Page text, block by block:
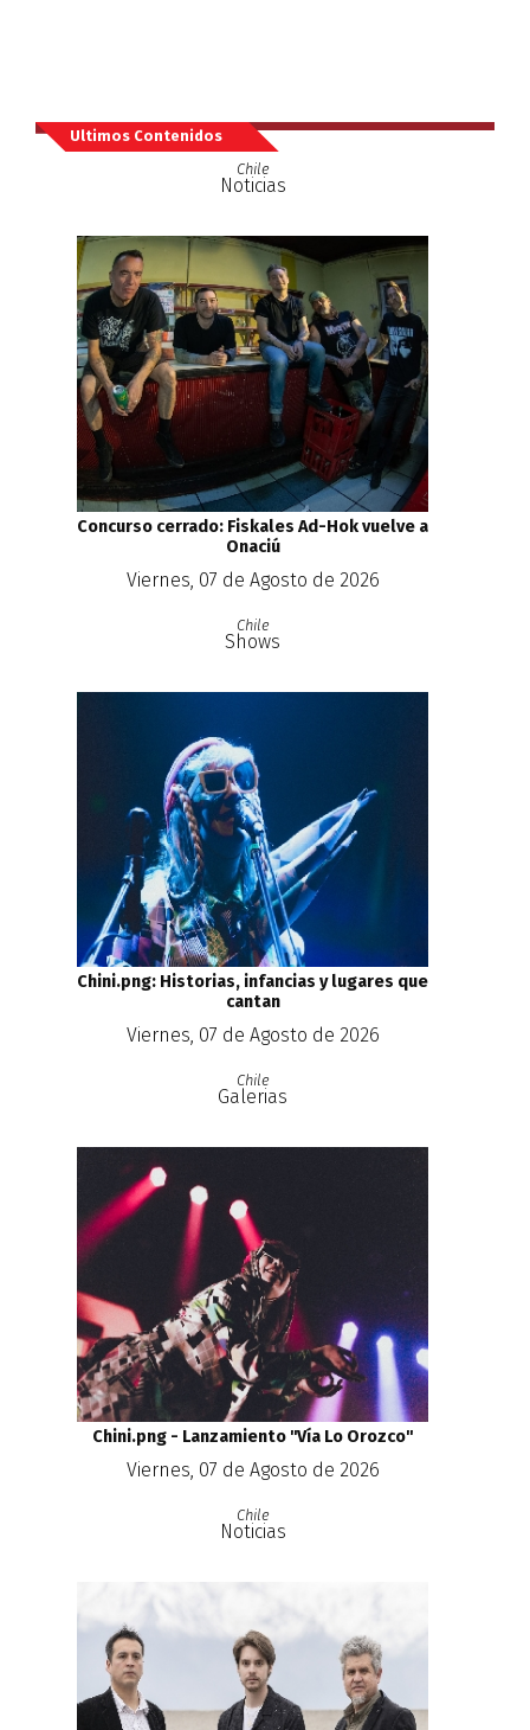
Ultimos Contenidos
Chile
Noticias
Concurso cerrado: Fiskales Ad-Hok vuelve a
Onaciú
Viernes, 07 de Agosto de 2026
Chile
Shows
Chini.png: Historias, infancias y lugares que
cantan
Viernes, 07 de Agosto de 2026
Chile
Galerias
Chini.png - Lanzamiento ''Vía Lo Orozco''
Viernes, 07 de Agosto de 2026
Chile
Noticias